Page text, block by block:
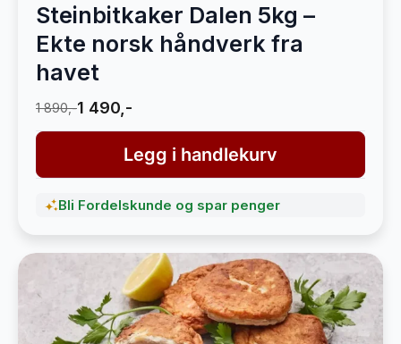
Steinbitkaker Dalen 5kg –
Ekte norsk håndverk fra
havet
1 890,-1 490,-
Legg i handlekurv
Bli Fordelskunde og spar penger